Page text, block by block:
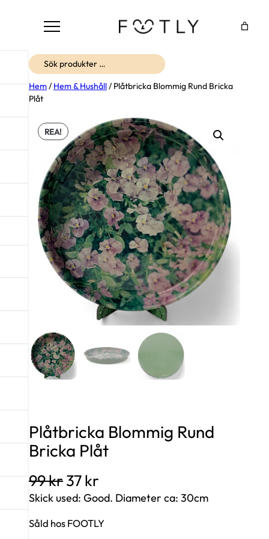
Sök
Hem / Hem & Hushåll / Plåtbricka Blommig Rund Bricka
Plåt
REA!
Plåtbricka Blommig Rund
Bricka Plåt
99krD
e
t
37kr
e
t
Skick used: Good. Diameter ca: 30cm
Såld hos FOOTLY